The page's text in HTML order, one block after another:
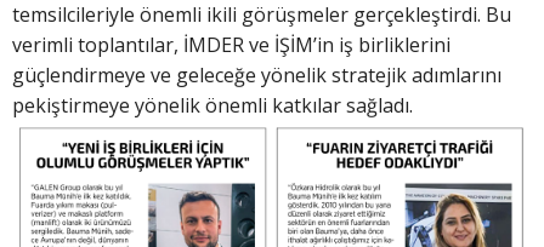
temsilcileriyle önemli ikili görüşmeler gerçekleştirdi. Bu
verimli toplantılar, İMDER ve İŞİM’in iş birliklerini
güçlendirmeye ve geleceğe yönelik stratejik adımlarını
pekiştirmeye yönelik önemli katkılar sağladı.